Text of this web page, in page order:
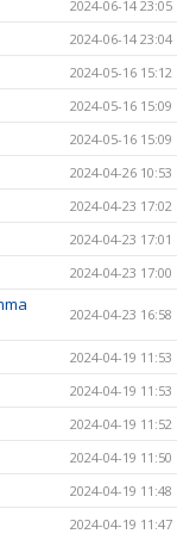
2024-06-14 23:05
2024-06-14 23:04
2024-05-16 15:12
2024-05-16 15:09
2024-05-16 15:09
2024-04-26 10:53
2024-04-23 17:02
2024-04-23 17:01
2024-04-23 17:00
2024-04-23 16:58
2024-04-19 11:53
2024-04-19 11:53
2024-04-19 11:52
2024-04-19 11:50
2024-04-19 11:48
2024-04-19 11:47